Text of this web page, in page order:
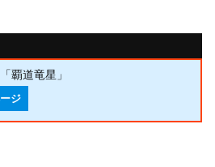
覇道竜星」
ジ